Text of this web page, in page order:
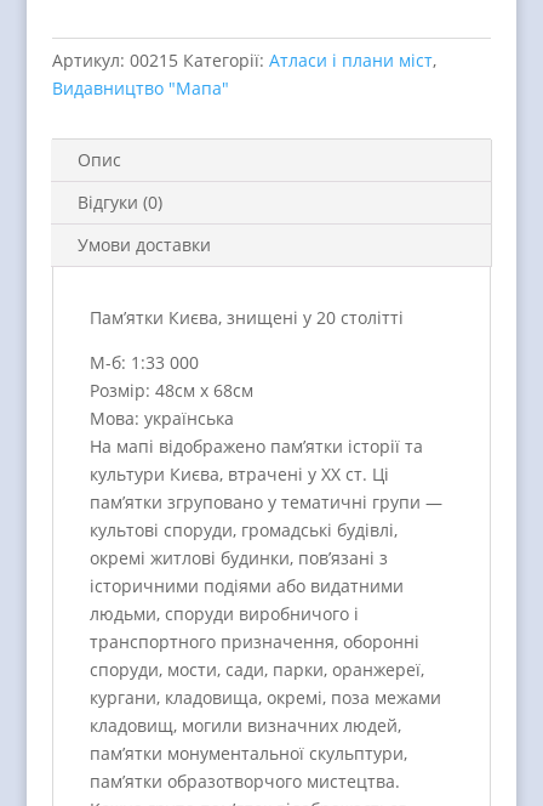
quantity
Артикул: 00215 Категорії: Атласи і плани міст,
Видавництво "Мапа"
Опис
Відгуки (0)
Умови доставки
Пам’ятки Києва, знищені у 20 столітті
М-б: 1:33 000
Розмір: 48см х 68см
Мова: українська
На мапі відображено пам’ятки історії та
культури Києва, втрачені у XX ст. Ці
пам’ятки згруповано у тематичні групи —
культові споруди, громадські будівлі,
окремі житлові будинки, пов’язані з
історичними подіями або видатними
людьми, споруди виробничого і
транспортного призначення, оборонні
споруди, мости, сади, парки, оранжереї,
кургани, кладовища, окремі, поза межами
кладовищ, могили визначних людей,
пам’ятки монументальної скульптури,
пам’ятки образотворчого мистецтва.